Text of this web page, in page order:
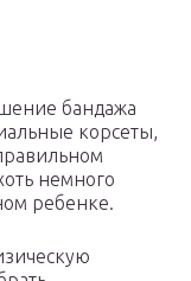
бандажа
корсеты,
немного
ребенке.